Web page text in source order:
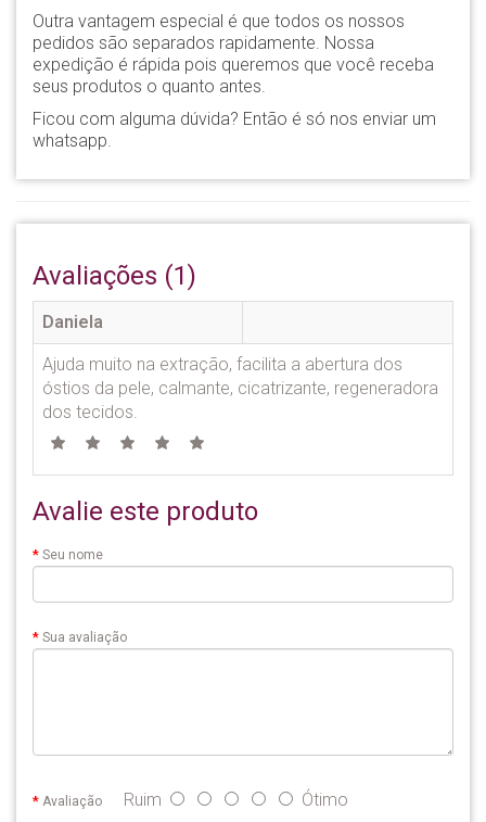
Outra vantagem especial é que todos os nossos
pedidos são separados rapidamente. Nossa
expedição é rápida pois queremos que você receba
seus produtos o quanto antes.
Ficou com alguma dúvida? Então é só nos enviar um
whatsapp.
Avaliações (1)
Daniela
Ajuda muito na extração, facilita a abertura dos
óstios da pele, calmante, cicatrizante, regeneradora
dos tecidos.
Avalie este produto
Seu nome
Sua avaliação
Avaliação Ruim Ótimo